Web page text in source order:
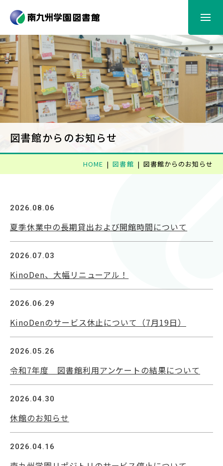
図書館からのお知らせ
利用案内
蔵書検索
情報検索
紀要（大学・短大）
図書館ガイダンス
図書館からのお知らせ
HOME 図書館 図書館からのお知らせ
2026.08.06
夏季休業中の長期貸出および開館時間について
2026.07.03
KinoDen、大幅リニューアル！
2026.06.29
KinoDenのサービス休止について（7月19日）
2026.05.26
令和7年度 図書館利用アンケートの結果について
2026.04.30
休館のお知らせ
2026.04.16